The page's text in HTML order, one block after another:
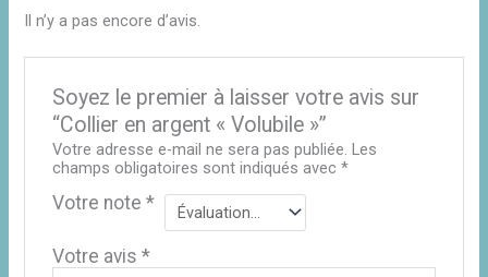
Il n’y a pas encore d’avis.
Soyez le premier à laisser votre avis sur
“Collier en argent « Volubile »”
Votre adresse e-mail ne sera pas publiée. Les
champs obligatoires sont indiqués avec *
Votre note *
Votre avis *